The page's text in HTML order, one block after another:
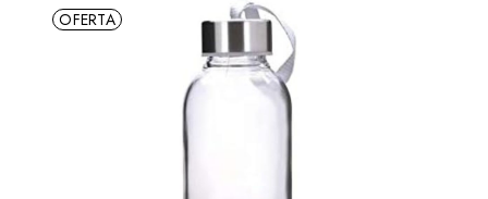
OFERTA